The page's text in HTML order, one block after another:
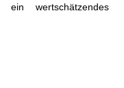
ein wertschätzendes